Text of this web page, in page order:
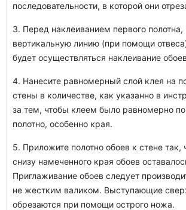
последовательности, в которой они
3. Перед наклеиванием первого полотна,
вертикальную линию (при помощи
будет осуществляться наклеивание
4. Нанесите равномерный слой клея на
стены в количестве, как указанно в
за тем, чтобы клеем было равномерно
полотно, особенно края.
5. Приложите полотно обоев к стене так,
снизу намеченного края обоев
Приглаживание обоев следует
не жестким валиком. Выступающие
обрезаются при помощи острого ножа.